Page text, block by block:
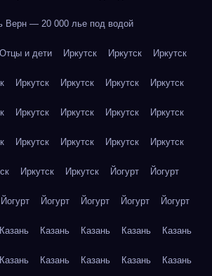
— 20 000 лье под водой
и дети Иркутск Иркутск Иркутск
Иркутск Иркутск Иркутск Иркутск
Иркутск Иркутск Иркутск Иркутск
Иркутск Иркутск Иркутск Иркутск
Иркутск Иркутск Йогурт Йогурт
Йогурт Йогурт Йогурт Йогурт Йогурт
Казань Казань Казань Казань Казань
Казань Казань Казань Казань Казань